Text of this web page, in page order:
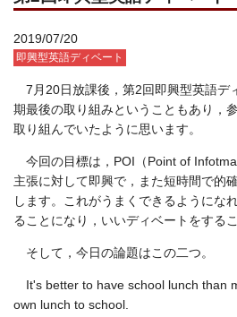
2019/07/20
即興型英語ディベート
7月20日放課後，第2回即興型英語デ
期最後の取り組みということもあり，
取り組んでいたように思います。
今回の目標は，POI（Point of
主張に対して即興で，また短時間で的
します。これがうまくできるようにな
ることになり，いいディベートをする
そして，今日の論題はこの二つ。
It's better to have school lunch than
own lunch to school.